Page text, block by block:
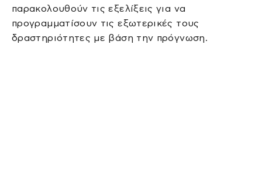
παρακολουθούν τις εξελίξεις για να
προγραμματίσουν τις εξωτερικές τους
δραστηριότητες με βάση την πρόγνωση.